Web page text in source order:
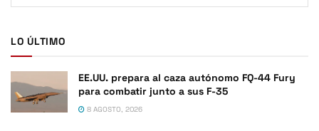
LO ÚLTIMO
EE.UU. prepara al caza autónomo FQ-44 Fury
para combatir junto a sus F-35
8 AGOSTO, 2026